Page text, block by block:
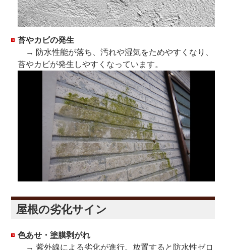
苔やカビの発生
→ 防水性能が落ち、汚れや湿気をためやすくなり、
苔やカビが発生しやすくなっています。
屋根の劣化サイン
色あせ・塗膜剥がれ
→ 紫外線による劣化が進行。放置すると防水性ゼロ